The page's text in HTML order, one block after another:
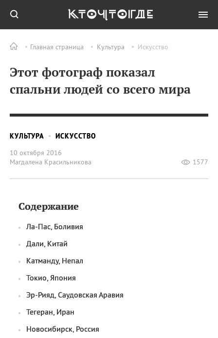
Главная страница Культура Искусство
Этот фотограф показал
спальни людей со всего мира
КУЛЬТУРА
ИСКУССТВО
10 октября 2016
Магдалена Красильникова
1577
Содержание
Ла-Пас, Боливия
Дали, Китай
Катманду, Непал
Токио, Япония
Эр-Рияд, Саудовская Аравия
Тегеран, Иран
Новосибирск, Россия